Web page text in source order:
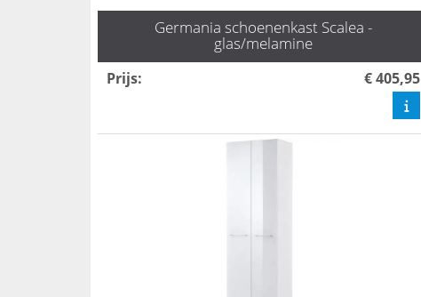
Germania schoenenkast Scalea -
glas/melamine
Prijs: € 405,95